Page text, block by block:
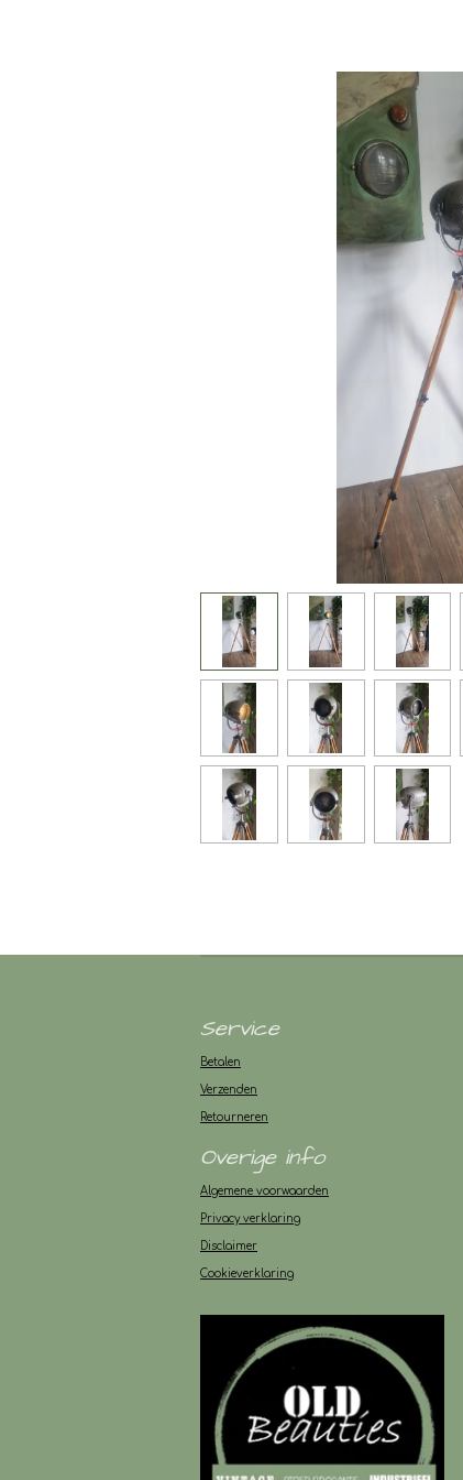
Service
Betalen
Verzenden
Retourneren
Overige info
Algemene voorwaarden
Privacy verklaring
Disclaimer
Cookieverklaring